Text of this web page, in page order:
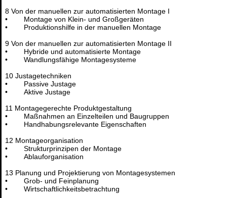
8 Von der manuellen zur automatisierten Montage I
• Montage von Klein- und Großgeräten
• Produktionshilfe in der manuellen Montage
9 Von der manuellen zur automatisierten Montage II
• Hybride und automatisierte Montage
• Wandlungsfähige Montagesysteme
10 Justagetechniken
• Passive Justage
• Aktive Justage
11 Montagegerechte Produktgestaltung
• Maßnahmen an Einzelteilen und Baugruppen
• Handhabungsrelevante Eigenschaften
12 Montageorganisation
• Strukturprinzipen der Montage
• Ablauforganisation
13 Planung und Projektierung von Montagesystemen
• Grob- und Feinplanung
• Wirtschaftlichkeitsbetrachtung